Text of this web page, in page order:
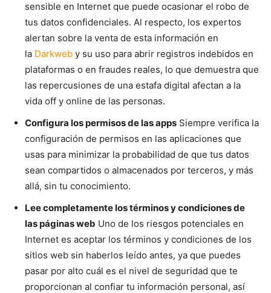
sensible en Internet que puede ocasionar el robo de
tus datos confidenciales. Al respecto, los expertos
alertan sobre la venta de esta información en
la Darkweb y su uso para abrir registros indebidos en
plataformas o en fraudes reales, lo que demuestra que
las repercusiones de una estafa digital afectan a la
vida off y online de las personas.
Configura los permisos de las apps Siempre verifica la
configuración de permisos en las aplicaciones que
usas para minimizar la probabilidad de que tus datos
sean compartidos o almacenados por terceros, y más
allá, sin tu conocimiento.
Lee completamente los términos y condiciones de
las páginas web Uno de los riesgos potenciales en
Internet es aceptar los términos y condiciones de los
sitios web sin haberlos leído antes, ya que puedes
pasar por alto cuál es el nivel de seguridad que te
proporcionan al confiar tu información personal, así